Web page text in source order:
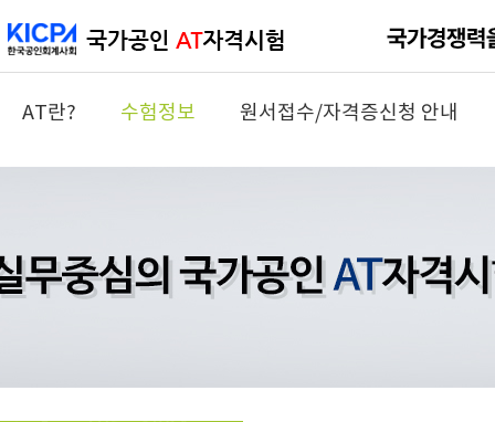
AT란? 수험정보 원서접수/자격증신청 안내